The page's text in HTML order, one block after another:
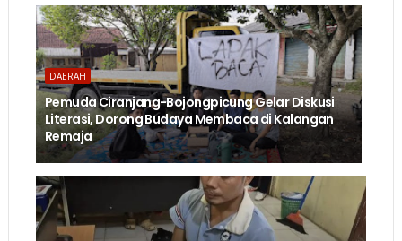
DAERAH
Pemuda Ciranjang-Bojongpicung Gelar Diskusi
Literasi, Dorong Budaya Membaca di Kalangan
Remaja